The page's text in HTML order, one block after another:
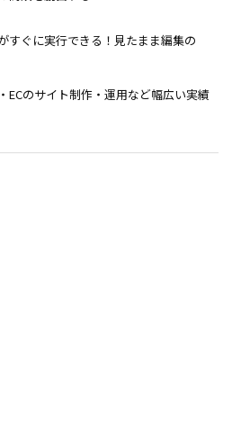
すぐに実行できる！見たまま編集の
ECのサイト制作・運用など幅広い実績